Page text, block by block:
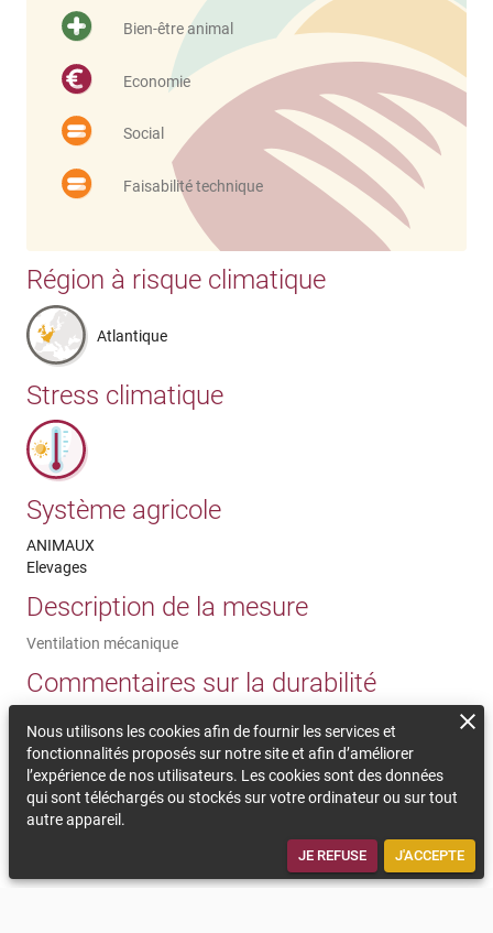
Bien-être animal
Economie
Social
Faisabilité technique
Région à risque climatique
Atlantique
Stress climatique
Système agricole
ANIMAUX
Elevages
Description de la mesure
Ventilation mécanique
Commentaires sur la durabilité
étape : priorité aux aires d’attente des animaux (densité) et
vaches taries (forte sensibilité). Brasseurs à réserver aux
bâtiments hauts et largement ouverts sur les 2 longs-pans.
Attention aux ventilateurs (flux horizontal) qui s'avèrent
bruyants à fort régime, et ont une consommation électrique
Nous utilisons les cookies afin de fournir les services et
fonctionnalités proposés sur notre site et afin d’améliorer
l’expérience de nos utilisateurs. Les cookies sont des données
qui sont téléchargés ou stockés sur votre ordinateur ou sur tout
autre appareil.
JE REFUSE J'ACCEPTE